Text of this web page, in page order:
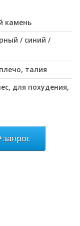
камень
/ синий /
талия
для похудения,
запрос